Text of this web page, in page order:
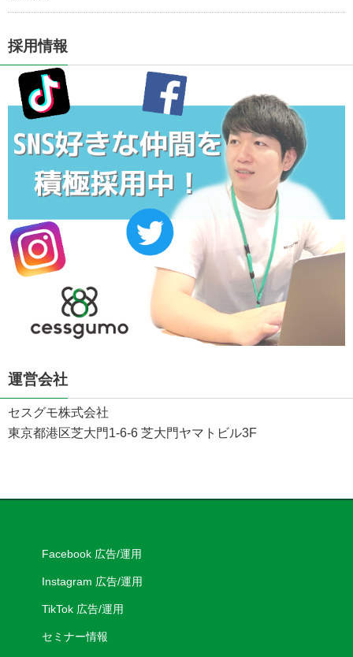
採用情報
運営会社
セスグモ株式会社
東京都港区芝大門1-6-6 芝大門ヤマトビル3F
Facebook 広告/運用
Instagram 広告/運用
TikTok 広告/運用
セミナー情報